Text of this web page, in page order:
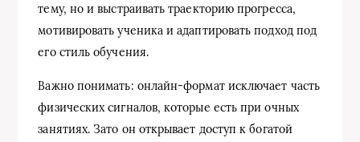
тему, но и выстраивать траекторию прогресса,
мотивировать ученика и адаптировать подход под
его стиль обучения.
Важно понимать: онлайн-формат исключает часть
физических сигналов, которые есть при очных
занятиях. Зато он открывает доступ к богатой